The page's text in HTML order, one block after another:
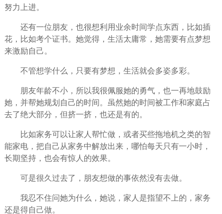
努力上进。
还有一位朋友，也很想利用业余时间学点东西，比如插
花，比如考个证书。她觉得， 生活太庸常，她需要有点梦想
来激励自己。
不管想学什么，只要有梦想，生活就会多姿多彩。
朋友年龄不小，所以我很佩服她的勇气，也一再地鼓励
她，并帮她规划 自己的时间。虽然她的时间被工作和家庭占
去了绝大部分，但挤一挤，也还是有的。
比如家务可以让家人帮忙做，或者买些拖地机之类的智
能家电，把自己从家务中解放出来，哪怕每天只有一小时，
长期坚持，也会有惊人的效果。
可是很久过去了，朋友想做的事依然没有去做。
我忍不住问她为什么，她说，家人是指望不上的，家务
还是得自己做。